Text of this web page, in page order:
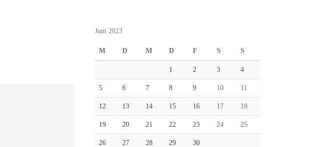
Juni 2023
M D M D F S S
1 2 3 4
5 6 7 8 9 10 11
12 13 14 15 16 17 18
19 20 21 22 23 24 25
26 27 28 29 30